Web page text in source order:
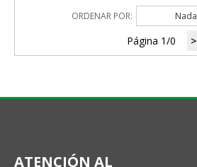
ORDENAR POR: Nada
Página 1/0 >
ATENCIÓN AL